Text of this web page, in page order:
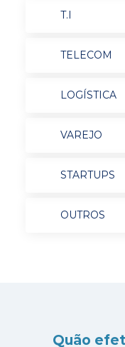
T.I
TELECOM
LOGÍSTICA
VAREJO
STARTUPS
OUTROS
Quão